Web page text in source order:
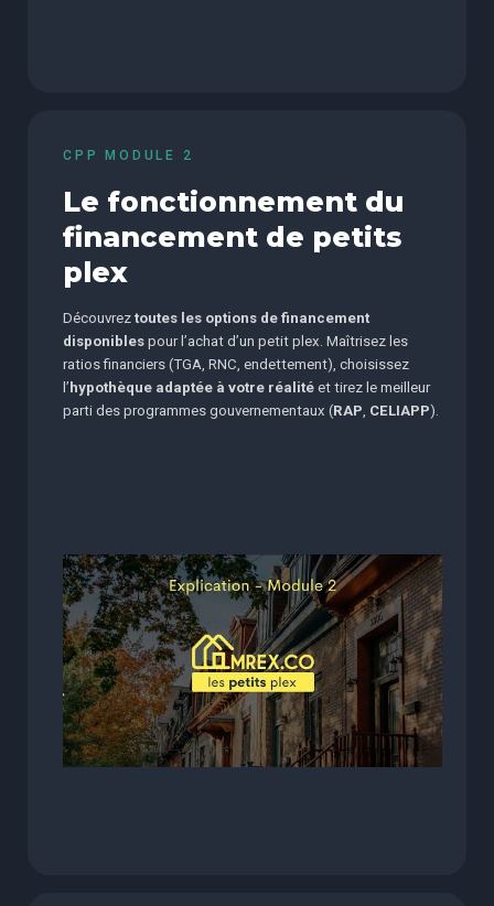
CPP MODULE 2
Le fonctionnement du
financement de petits
plex
Découvrez toutes les options de financement
disponibles pour l’achat d’un petit plex. Maîtrisez les
ratios financiers (TGA, RNC, endettement), choisissez
l’ hypothèque adaptée à votre réalité et tirez le meilleur
parti des programmes gouvernementaux (RAP, CELIAPP).